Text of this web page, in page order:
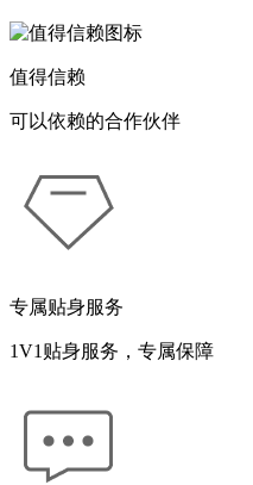
值得信赖
可以依赖的合作伙伴
专属贴身服务
1V1贴身服务，专属保障